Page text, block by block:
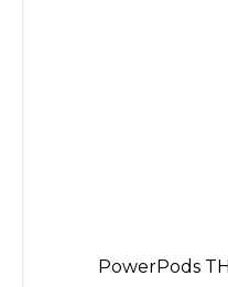
PowerPods